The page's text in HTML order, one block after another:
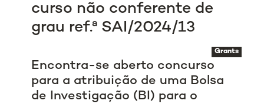
curso não conferente de
grau ref.ª SAI/2024/13
Grants
Encontra-se aberto concurso
para a atribuição de uma Bolsa
de Investigação (BI) para o